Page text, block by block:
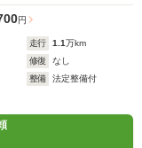
円
走行 1.1万km
修復
なし
整備
法定整備付